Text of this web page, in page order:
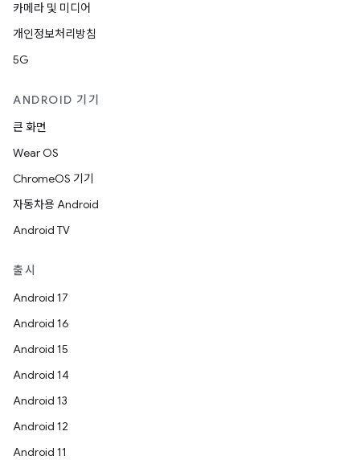
카메라 및 미디어
개인정보처리방침
5G
ANDROID 기기
큰 화면
Wear OS
ChromeOS 기기
자동차용 Android
Android TV
출시
Android 17
Android 16
Android 15
Android 14
Android 13
Android 12
Android 11